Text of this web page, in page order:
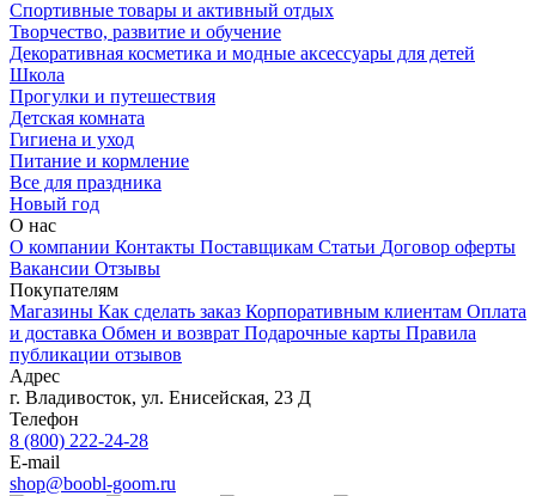
Спортивные товары и активный отдых
Творчество, развитие и обучение
Декоративная косметика и модные аксессуары для детей
Школа
Прогулки и путешествия
Детская комната
Гигиена и уход
Питание и кормление
Все для праздника
Новый год
О нас
О компании Контакты Поставщикам Статьи Договор оферты
Вакансии Отзывы
Покупателям
Магазины Как сделать заказ Корпоративным клиентам Оплата
и доставка Обмен и возврат Подарочные карты Правила
публикации отзывов
Адрес
г. Владивосток, ул. Енисейская, 23 Д
Телефон
8 (800) 222-24-28
E-mail
shop@boobl-goom.ru